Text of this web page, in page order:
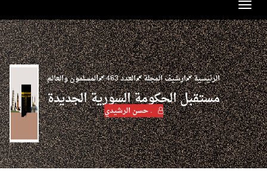
Toggle
navigation
الرئيسية ارشيف المجلة العدد 463 المسلمون والعالم
مستقبل الحكومة السورية الجديدة
. حسن الرشيدي